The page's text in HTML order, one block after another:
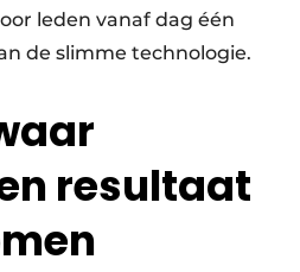
leden vanaf dag één
de slimme technologie.
resultaat